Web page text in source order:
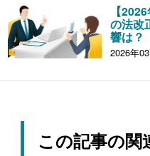
【
の法改
響は？
2026年
この記事の関